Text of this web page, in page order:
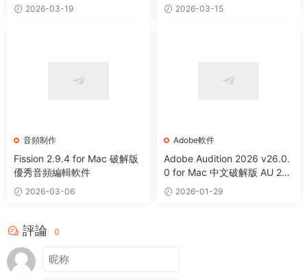
2026-03-19 2026-03-15
音頻制作
Fission 2.9.4 for Mac 破解版
優秀音頻編輯軟件
2026-03-06
Adobe軟件
Adobe Audition 2026 v26.0.
0 for Mac 中文破解版 AU 202
6 音頻編輯處理軟件
2026-01-29
評論 0